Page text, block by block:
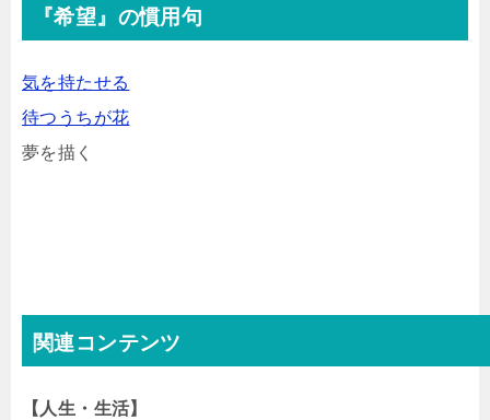
『希望』の慣用句
気を持たせる
待つうちが花
夢を描く
関連コンテンツ
【人生・生活】